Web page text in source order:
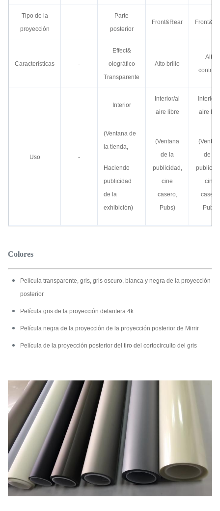
Tipo de la
proyección
Parte
posterior
Front&Rear
Características -
Effect&
olográfico
Transparente
Alto brillo
Alto
Uso -
Interior
Interior/al
aire libre
Interior/
aire
(Ventana de
la tienda,
Haciendo
publicidad
de la
exhibición)
(Ventana
de la
publicidad,
cine
casero,
Pubs)
de la
cine
casero,
Pubs)
Colores
Película transparente, gris, gris oscuro, blanca y negra de la proyección
posterior
Película gris de la proyección delantera 4k
Película negra de la proyección de la proyección posterior de Mirrir
Película de la proyección posterior del tiro del cortocircuito del gris